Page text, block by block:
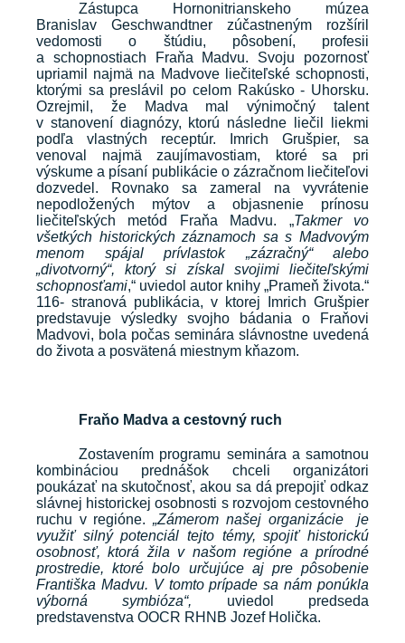
Zástupca Hornonitrianskeho múzea
Branislav Geschwandtner zúčastneným rozšíril
vedomosti o štúdiu, pôsobení, profesii
a schopnostiach Fraňa Madvu. Svoju pozornosť
upriamil najmä na Madvove liečiteľské schopnosti,
ktorými sa preslávil po celom Rakúsko - Uhorsku.
Ozrejmil, že Madva mal výnimočný talent
v stanovení diagnózy, ktorú následne liečil liekmi
podľa vlastných receptúr. Imrich Grušpier, sa
venoval najmä zaujímavostiam, ktoré sa pri
výskume a písaní publikácie o zázračnom liečiteľovi
dozvedel. Rovnako sa zameral na vyvrátenie
nepodložených mýtov a objasnenie prínosu
liečiteľských metód Fraňa Madvu. „Takmer vo
všetkých historických záznamoch sa s Madvovým
menom spájal prívlastok „zázračný“ alebo
„divotvorný“, ktorý si získal svojimi liečiteľskými
schopnosťami,“ uviedol autor knihy „Prameň života.“
116- stranová publikácia, v ktorej Imrich Grušpier
predstavuje výsledky svojho bádania o Fraňovi
Madvovi, bola počas seminára slávnostne uvedená
do života a posvätená miestnym kňazom.
Fraňo Madva a cestovný ruch
Zostavením programu seminára a samotnou
kombináciou prednášok chceli organizátori
poukázať na skutočnosť, akou sa dá prepojiť odkaz
slávnej historickej osobnosti s rozvojom cestovného
ruchu v regióne.„Zámerom našej organizácie je
využiť silný potenciál tejto témy, spojiť historickú
osobnosť, ktorá žila v našom regióne a prírodné
prostredie, ktoré bolo určujúce aj pre pôsobenie
Františka Madvu. V tomto prípade sa nám ponúkla
výborná symbióza“, uviedol predseda
predstavenstva OOCR RHNB Jozef Holička.